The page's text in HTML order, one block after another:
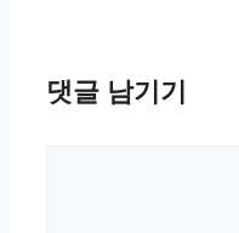
댓글 남기기